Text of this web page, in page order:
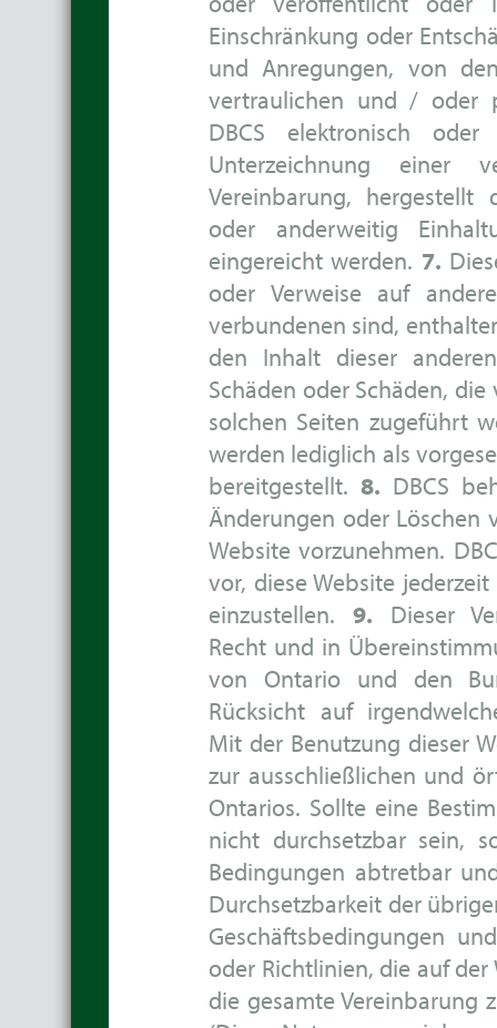
Einschränkung oder
und Anregungen, von
vertraulichen und / oder
DBCS elektronisch
Unterzeichnung einer
Vereinbarung, hergestellt
oder anderweitig
eingereicht werden. 7.
oder Verweise auf
verbundenen sind,
den Inhalt dieser
Schäden oder Schäden,
solchen Seiten zugeführt
werden lediglich als
bereitgestellt. 8. DBCS
Änderungen oder Löschen
Website vorzunehmen.
vor, diese Website
einzustellen. 9. Dieser
Recht und in
von Ontario und den
Rücksicht auf
Mit der Benutzung dieser
zur ausschließlichen und
Ontarios. Sollte eine
nicht durchsetzbar sein,
Bedingungen abtretbar
Durchsetzbarkeit der
Geschäftsbedingungen
oder Richtlinien, die auf
die gesamte Vereinbarung